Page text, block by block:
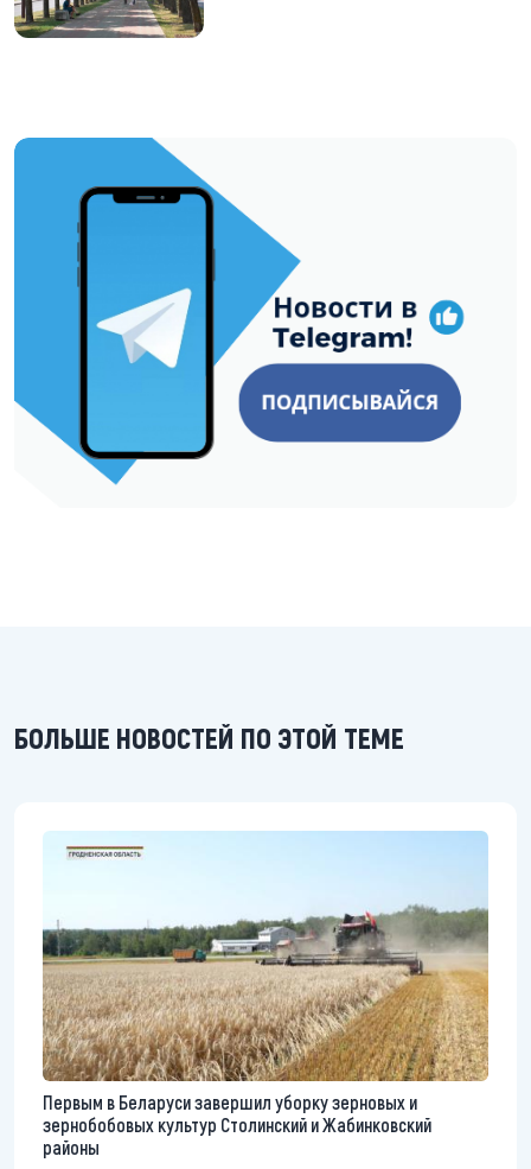
https://t.me/minskctvby
БОЛЬШЕ НОВОСТЕЙ ПО ЭТОЙ ТЕМЕ
Первым в Беларуси завершил уборку зерновых и
зернобобовых культур Столинский и Жабинковский
районы